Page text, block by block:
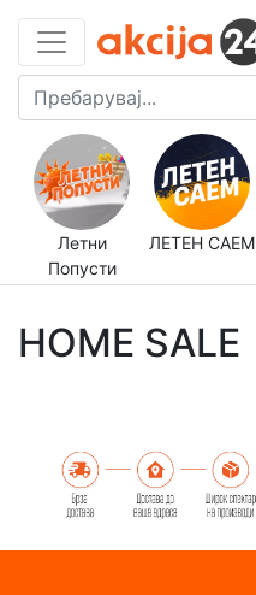
Летни
Попусти
ЛЕТЕН САЕМ
HOME SALE